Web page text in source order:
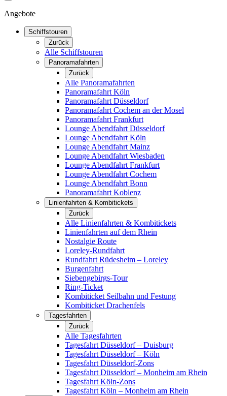
Angebote
Schiffstouren
Zurück
Alle Schiffstouren
Panoramafahrten
Zurück
Alle Panoramafahrten
Panoramafahrt Köln
Panoramafahrt Düsseldorf
Panoramafahrt Cochem an der Mosel
Panoramafahrt Frankfurt
Lounge Abendfahrt Düsseldorf
Lounge Abendfahrt Köln
Lounge Abendfahrt Mainz
Lounge Abendfahrt Wiesbaden
Lounge Abendfahrt Frankfurt
Lounge Abendfahrt Cochem
Lounge Abendfahrt Bonn
Panoramafahrt Koblenz
Linienfahrten & Kombitickets
Zurück
Alle Linienfahrten & Kombitickets
Linienfahrten auf dem Rhein
Nostalgie Route
Loreley-Rundfahrt
Rundfahrt Rüdesheim – Loreley
Burgenfahrt
Siebengebirgs-Tour
Ring-Ticket
Kombiticket Seilbahn und Festung
Kombiticket Drachenfels
Tagesfahrten
Zurück
Alle Tagesfahrten
Tagesfahrt Düsseldorf – Duisburg
Tagesfahrt Düsseldorf – Köln
Tagesfahrt Düsseldorf-Zons
Tagesfahrt Düsseldorf – Monheim am Rhein
Tagesfahrt Köln-Zons
Tagesfahrt Köln – Monheim am Rhein